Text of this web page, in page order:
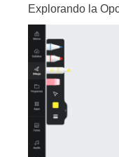
Explorando la